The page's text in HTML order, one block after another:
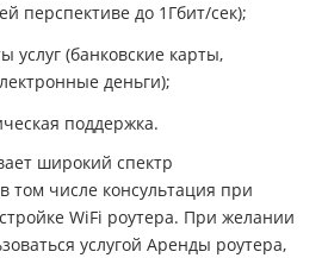
перспективе до 1Гбит/сек);
услуг (банковские карты,
деньги);
поддержка.
широкий спектр
том числе консультация при
WiFi роутера. При желании
услугой Аренды роутера,